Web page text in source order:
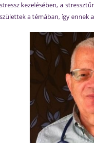
kezelésében, a
a témában, így ennek